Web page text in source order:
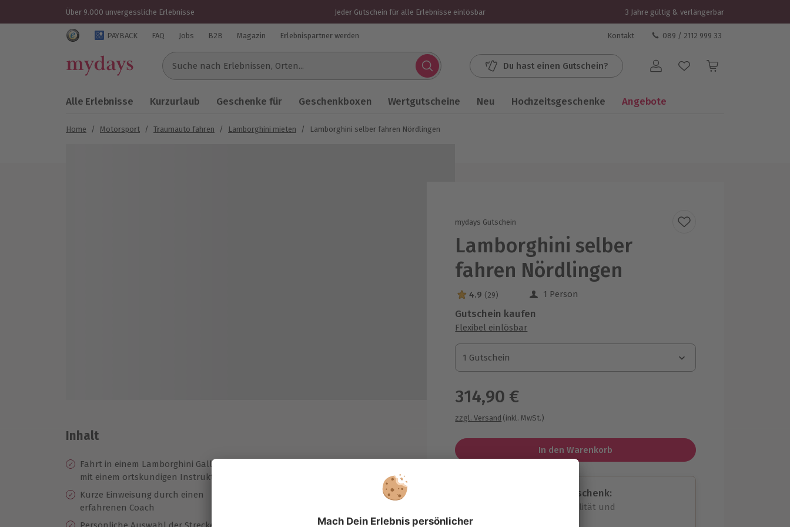
Über 9.000 unvergessliche Erlebnisse Jeder Gutschein für alle Erlebnisse einlösbar 3 Jahre gültig & verlängerbar
Trustedshops Bewertungen für mydays.de
PAYBACK FAQ Jobs B2B Magazin Erlebnispartner werden Kontakt 089 / 2112 999 33
Suche nach Erlebnissen...
Du hast einen Gutschein? Benutzerkonto
Alle Erlebnisse Kurzurlaub Geschenke für Geschenkboxen Wertgutscheine Neu Hochzeitsgeschenke Angebote
Home / Motorsport / Traumauto fahren / Lamborghini mieten / Lamborghini selber fahren Nördlingen
mydays Gutschein
Lamborghini selber
fahren Nördlingen
4.9 Sterne von 5 aus 29 Bewertungen
4.9 (29) 1 Person
Gutschein kaufen
Flexibel einlösbar
1 Gutschein
1 Gutschein
1 Gutschein
314,90 €
zzgl. Versand (inkl. MwSt.)
In den Warenkorb
Immer das passende Geschenk:
Große Auswahl, volle Flexibilität und
maximale Sicherheit
Inhalt
Fahrt in einem Lamborghini Gallardo
mit einem ortskundigen Instruktor
Kurze Einweisung durch einen
erfahrenen Coach
Vollkaskoversicherung mit 5.000,-